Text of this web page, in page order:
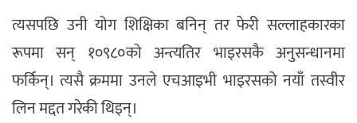
त्यसपछि उनी योग शिक्षिका बनिन् तर फेरी सल्लाहकारका
रूपमा सन् १०९८०को अन्त्यतिर भाइरसकै अनुसन्धानमा
फर्किन्। त्यसै क्रममा उनले एचआइभी भाइरसको नयाँ तस्वीर
लिन मद्दत गरेकी थिइन्।